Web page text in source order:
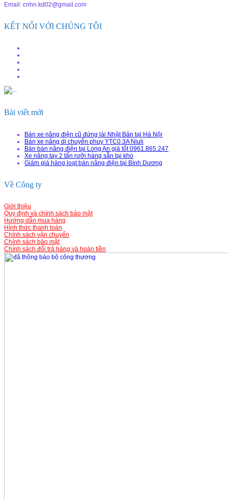
Email: cnhn.kd02@gmail.com
KẾT NỐI VỚI CHÚNG TÔI
Bài viết mới
Bán xe nâng điện cũ đứng lái Nhật Bản tại Hà Nội
Bán xe nâng di chuyển phuy YTC0.3A Niuli
Bán bàn nâng điện tại Long An giá tốt 0961.865.247
Xe nâng tay 2 tấn rưỡi hàng sẵn tại kho
Giảm giá hàng loạt bàn nâng điện tại Bình Dương
Về Công ty
Giới thiệu
Quy định và chính sách bảo mật
Hướng dẫn mua hàng
Hình thức thanh toán
Chính sách vận chuyển
Chính sách bảo mật
Chính sách đổi trả hàng và hoàn tiền